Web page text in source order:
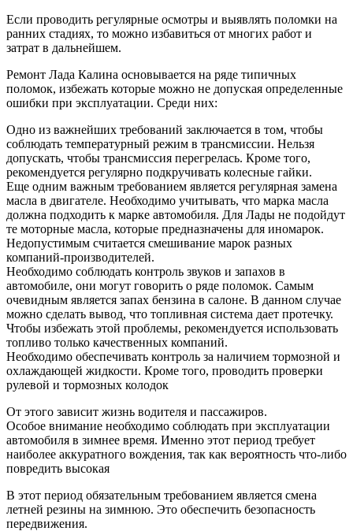
Если проводить регулярные осмотры и выявлять поломки на
ранних стадиях, то можно избавиться от многих работ и
затрат в дальнейшем.
Ремонт Лада Калина основывается на ряде типичных
поломок, избежать которые можно не допуская определенные
ошибки при эксплуатации. Среди них:
Одно из важнейших требований заключается в том, чтобы
соблюдать температурный режим в трансмиссии. Нельзя
допускать, чтобы трансмиссия перегрелась. Кроме того,
рекомендуется регулярно подкручивать колесные гайки.
Еще одним важным требованием является регулярная замена
масла в двигателе. Необходимо учитывать, что марка масла
должна подходить к марке автомобиля. Для Лады не подойдут
те моторные масла, которые предназначены для иномарок.
Недопустимым считается смешивание марок разных
компаний-производителей.
Необходимо соблюдать контроль звуков и запахов в
автомобиле, они могут говорить о ряде поломок. Самым
очевидным является запах бензина в салоне. В данном случае
можно сделать вывод, что топливная система дает протечку.
Чтобы избежать этой проблемы, рекомендуется использовать
топливо только качественных компаний.
Необходимо обеспечивать контроль за наличием тормозной и
охлаждающей жидкости. Кроме того, проводить проверки
рулевой и тормозных колодок
От этого зависит жизнь водителя и пассажиров.
Особое внимание необходимо соблюдать при эксплуатации
автомобиля в зимнее время. Именно этот период требует
наиболее аккуратного вождения, так как вероятность что-либо
повредить высокая
В этот период обязательным требованием является смена
летней резины на зимнюю. Это обеспечить безопасность
передвижения.